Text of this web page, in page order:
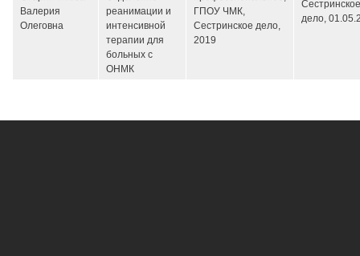
Валерия
Олеговна
реанимации и
интенсивной
терапии для
больных с
ОНМК
ГПОУ ЧМК,
Сестринское дело,
2019
Сестринское
дело,